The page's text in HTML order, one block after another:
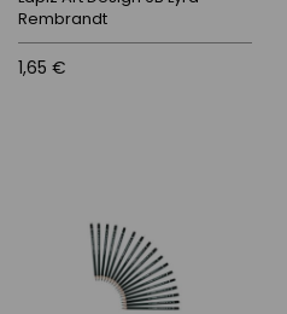
Rembrandt
1,65 €